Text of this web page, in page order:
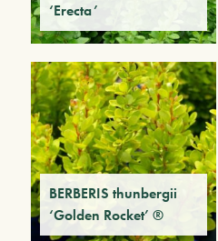
‘Erecta’
BERBERIS thunbergii
‘Golden Rocket’ ®